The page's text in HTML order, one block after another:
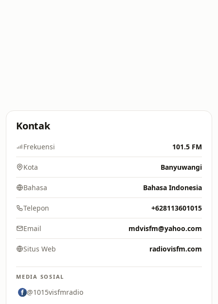
Kontak
Frekuensi 101.5 FM
Kota Banyuwangi
Bahasa Bahasa Indonesia
Telepon +628113601015
Email mdvisfm@yahoo.com
Situs Web radiovisfm.com
MEDIA SOSIAL
@1015visfmradio